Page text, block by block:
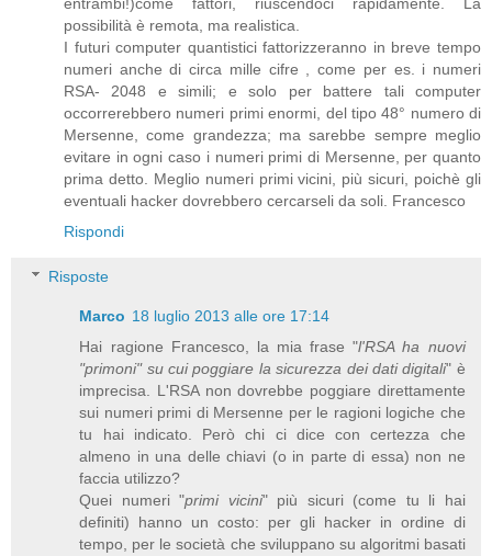
possibilità è remota, ma realistica.
I futuri computer quantistici fattorizzeranno in breve tempo
numeri anche di circa mille cifre , come per es. i numeri
RSA- 2048 e simili; e solo per battere tali computer
occorrerebbero numeri primi enormi, del tipo 48° numero di
Mersenne, come grandezza; ma sarebbe sempre meglio
evitare in ogni caso i numeri primi di Mersenne, per quanto
prima detto. Meglio numeri primi vicini, più sicuri, poichè gli
eventuali hacker dovrebbero cercarseli da soli. Francesco
Rispondi
Risposte
Marco 18 luglio 2013 alle ore 17:14
Hai ragione Francesco, la mia frase "l'RSA ha nuovi
"primoni" su cui poggiare la sicurezza dei dati digitali" è
imprecisa. L'RSA non dovrebbe poggiare direttamente
sui numeri primi di Mersenne per le ragioni logiche che
tu hai indicato. Però chi ci dice con certezza che
almeno in una delle chiavi (o in parte di essa) non ne
faccia utilizzo?
Quei numeri "primi vicini" più sicuri (come tu li hai
definiti) hanno un costo: per gli hacker in ordine di
tempo, per le società che sviluppano su algoritmi basati